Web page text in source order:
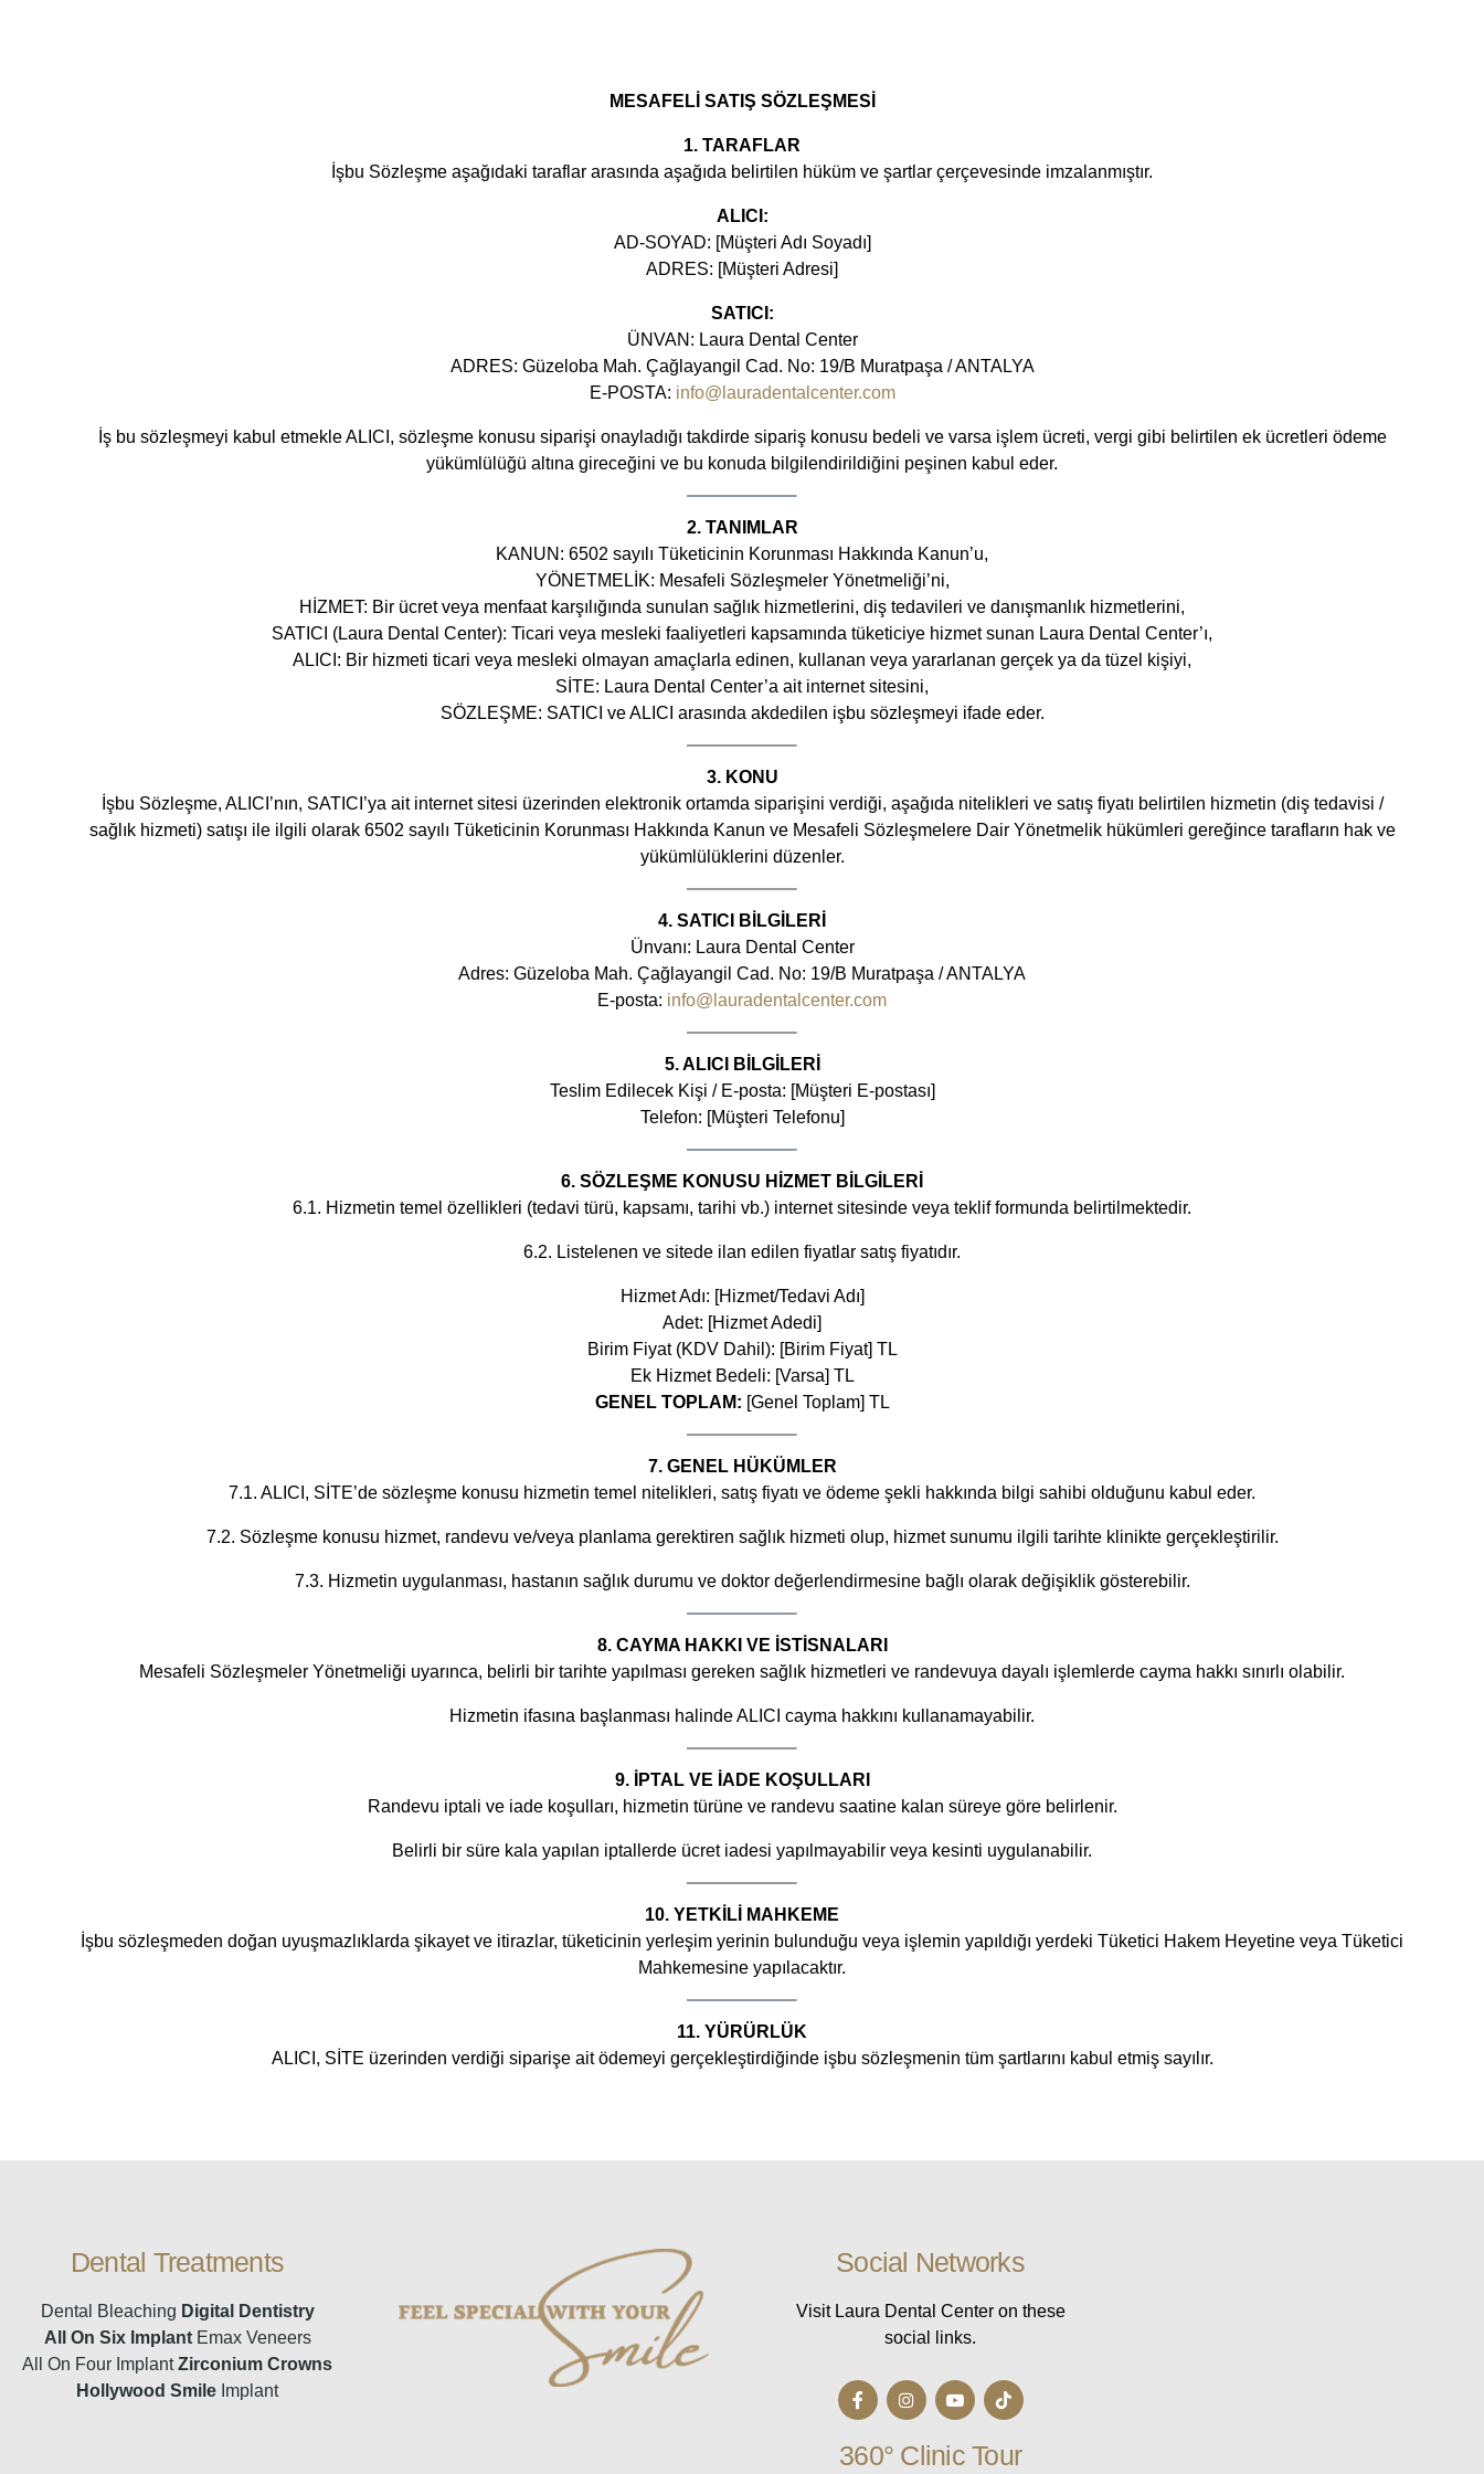
MESAFELİ SATIŞ SÖZLEŞMESİ
1. TARAFLAR
İşbu Sözleşme aşağıdaki taraflar arasında aşağıda belirtilen hüküm ve şartlar çerçevesinde imzalanmıştır.
ALICI:
AD-SOYAD: [Müşteri Adı Soyadı]
ADRES: [Müşteri Adresi]
SATICI:
ÜNVAN: Laura Dental Center
ADRES: Güzeloba Mah. Çağlayangil Cad. No: 19/B Muratpaşa / ANTALYA
E-POSTA: info@lauradentalcenter.com
İş bu sözleşmeyi kabul etmekle ALICI, sözleşme konusu siparişi onayladığı takdirde sipariş konusu bedeli ve varsa işlem ücreti, vergi gibi belirtilen ek ücretleri ödeme
yükümlülüğü altına gireceğini ve bu konuda bilgilendirildiğini peşinen kabul eder.
2. TANIMLAR
KANUN: 6502 sayılı Tüketicinin Korunması Hakkında Kanun’u,
YÖNETMELİK: Mesafeli Sözleşmeler Yönetmeliği’ni,
HİZMET: Bir ücret veya menfaat karşılığında sunulan sağlık hizmetlerini, diş tedavileri ve danışmanlık hizmetlerini,
SATICI (Laura Dental Center): Ticari veya mesleki faaliyetleri kapsamında tüketiciye hizmet sunan Laura Dental Center’ı,
ALICI: Bir hizmeti ticari veya mesleki olmayan amaçlarla edinen, kullanan veya yararlanan gerçek ya da tüzel kişiyi,
SİTE: Laura Dental Center’a ait internet sitesini,
SÖZLEŞME: SATICI ve ALICI arasında akdedilen işbu sözleşmeyi ifade eder.
3. KONU
İşbu Sözleşme, ALICI’nın, SATICI’ya ait internet sitesi üzerinden elektronik ortamda siparişini verdiği, aşağıda nitelikleri ve satış fiyatı belirtilen hizmetin (diş tedavisi /
sağlık hizmeti) satışı ile ilgili olarak 6502 sayılı Tüketicinin Korunması Hakkında Kanun ve Mesafeli Sözleşmelere Dair Yönetmelik hükümleri gereğince tarafların hak ve
yükümlülüklerini düzenler.
4. SATICI BİLGİLERİ
Ünvanı: Laura Dental Center
Adres: Güzeloba Mah. Çağlayangil Cad. No: 19/B Muratpaşa / ANTALYA
E-posta: info@lauradentalcenter.com
5. ALICI BİLGİLERİ
Teslim Edilecek Kişi / E-posta: [Müşteri E-postası]
Telefon: [Müşteri Telefonu]
6. SÖZLEŞME KONUSU HİZMET BİLGİLERİ
6.1. Hizmetin temel özellikleri (tedavi türü, kapsamı, tarihi vb.) internet sitesinde veya teklif formunda belirtilmektedir.
6.2. Listelenen ve sitede ilan edilen fiyatlar satış fiyatıdır.
Hizmet Adı: [Hizmet/Tedavi Adı]
Adet: [Hizmet Adedi]
Birim Fiyat (KDV Dahil): [Birim Fiyat] TL
Ek Hizmet Bedeli: [Varsa] TL
GENEL TOPLAM: [Genel Toplam] TL
7. GENEL HÜKÜMLER
7.1. ALICI, SİTE’de sözleşme konusu hizmetin temel nitelikleri, satış fiyatı ve ödeme şekli hakkında bilgi sahibi olduğunu kabul eder.
7.2. Sözleşme konusu hizmet, randevu ve/veya planlama gerektiren sağlık hizmeti olup, hizmet sunumu ilgili tarihte klinikte gerçekleştirilir.
7.3. Hizmetin uygulanması, hastanın sağlık durumu ve doktor değerlendirmesine bağlı olarak değişiklik gösterebilir.
8. CAYMA HAKKI VE İSTİSNALARI
Mesafeli Sözleşmeler Yönetmeliği uyarınca, belirli bir tarihte yapılması gereken sağlık hizmetleri ve randevuya dayalı işlemlerde cayma hakkı sınırlı olabilir.
Hizmetin ifasına başlanması halinde ALICI cayma hakkını kullanamayabilir.
9. İPTAL VE İADE KOŞULLARI
Randevu iptali ve iade koşulları, hizmetin türüne ve randevu saatine kalan süreye göre belirlenir.
Belirli bir süre kala yapılan iptallerde ücret iadesi yapılmayabilir veya kesinti uygulanabilir.
10. YETKİLİ MAHKEME
İşbu sözleşmeden doğan uyuşmazlıklarda şikayet ve itirazlar, tüketicinin yerleşim yerinin bulunduğu veya işlemin yapıldığı yerdeki Tüketici Hakem Heyetine veya Tüketici
Mahkemesine yapılacaktır.
11. YÜRÜRLÜK
ALICI, SİTE üzerinden verdiği siparişe ait ödemeyi gerçekleştirdiğinde işbu sözleşmenin tüm şartlarını kabul etmiş sayılır.
Dental Treatments
Dental Bleaching Digital Dentistry
All On Six Implant Emax Veneers
All On Four Implant Zirconium Crowns
Hollywood Smile Implant
Social Networks
Visit Laura Dental Center on these
social links.
360° Clinic Tour